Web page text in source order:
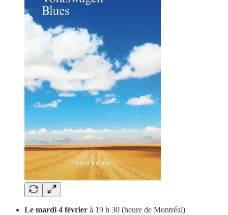
Le mardi 4 février à 19 h 30 (heure de Montréal)